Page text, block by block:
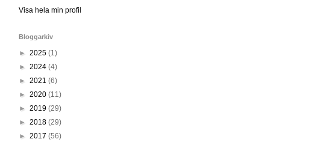
Visa hela min profil
Bloggarkiv
► 2025 (1)
► 2024 (4)
► 2021 (6)
► 2020 (11)
► 2019 (29)
► 2018 (29)
► 2017 (56)